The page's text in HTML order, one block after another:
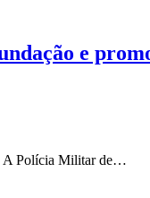
e
A Polícia Militar de…